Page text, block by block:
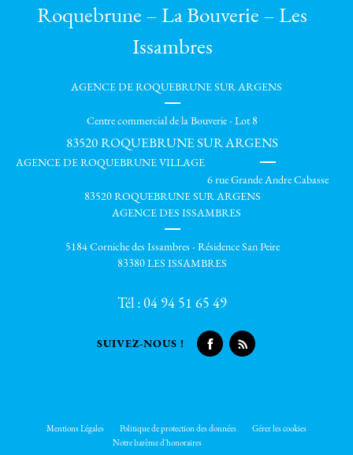
Roquebrune – La Bouverie – Les
Issambres
AGENCE DE ROQUEBRUNE SUR ARGENS
Centre commercial de la Bouverie - Lot 8
83520 ROQUEBRUNE SUR ARGENS
AGENCE DE ROQUEBRUNE VILLAGE
6 rue Grande Andre Cabasse
83520 ROQUEBRUNE SUR ARGENS
AGENCE DES ISSAMBRES
5184 Corniche des Issambres - Résidence San Peire
83380 LES ISSAMBRES
Tél :04 94 51 65 49
SUIVEZ-NOUS !
Mentions Légales Politique de protection des données
Gérer les cookies
Notre barème d'honoraires